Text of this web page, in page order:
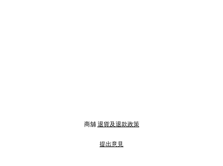
商舖 退貨及退款政策
提出意見